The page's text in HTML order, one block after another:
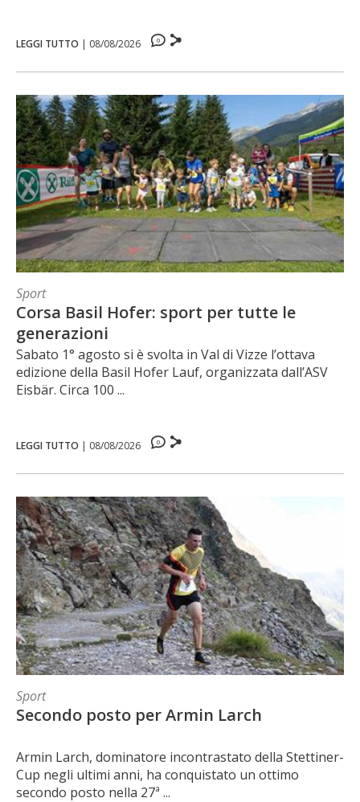
LEGGI TUTTO | 08/08/2026 0
Sport
Corsa Basil Hofer: sport per tutte le
generazioni
Sabato 1° agosto si è svolta in Val di Vizze l’ottava
edizione della Basil Hofer Lauf, organizzata dall’ASV
Eisbär. Circa 100 ...
LEGGI TUTTO | 08/08/2026 0
Sport
Secondo posto per Armin Larch
Armin Larch, dominatore incontrastato della Stettiner-
Cup negli ultimi anni, ha conquistato un ottimo
secondo posto nella 27ª ...